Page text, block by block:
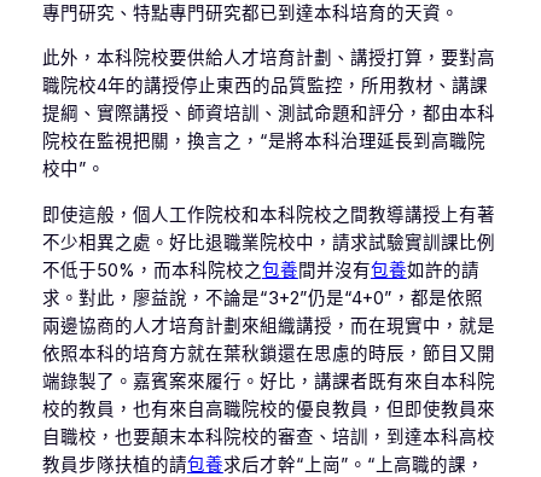
專門研究、特點專門研究都已到達本科培育的天資。
此外，本科院校要供給人才培育計劃、講授打算，要對高
職院校4年的講授停止東西的品質監控，所用教材、講課
提綱、實際講授、師資培訓、測試命題和評分，都由本科
院校在監視把關，換言之，“是將本科治理延長到高職院
校中”。
即使這般，個人工作院校和本科院校之間教導講授上有著
不少相異之處。好比退職業院校中，請求試驗實訓課比例
不低于50%，而本科院校之包養間并沒有包養如許的請
求。對此，廖益說，不論是“3+2”仍是“4+0”，都是依照
兩邊協商的人才培育計劃來組織講授，而在現實中，就是
依照本科的培育方就在葉秋鎖還在思慮的時辰，節目又開
端錄製了。嘉賓案來履行。好比，講課者既有來自本科院
校的教員，也有來自高職院校的優良教員，但即使教員來
自職校，也要顛末本科院校的審查、培訓，到達本科高校
教員步隊扶植的請包養求后才幹“上崗”。“上高職的課，